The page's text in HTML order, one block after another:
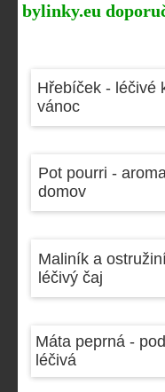
bylinky.eu
Hřebíček - léčivé
vánoc
Pot pourri -
domov
Maliník a
léčivý čaj
Máta peprná -
léčivá